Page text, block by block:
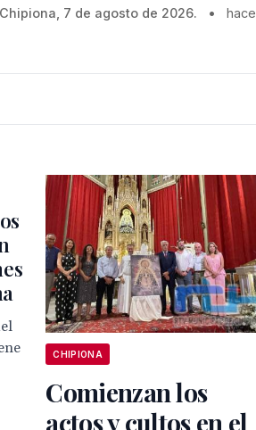
7 de agosto de 2026. •
hace
CHIPIONA
Comienzan los
actos y cultos en el